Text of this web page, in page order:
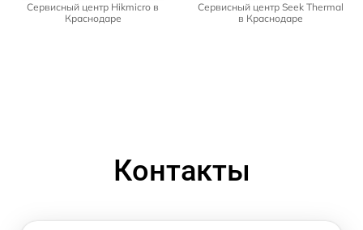
Сервисный центр Hikmicro в
Краснодаре
Сервисный центр Seek Thermal
в Краснодаре
Контакты